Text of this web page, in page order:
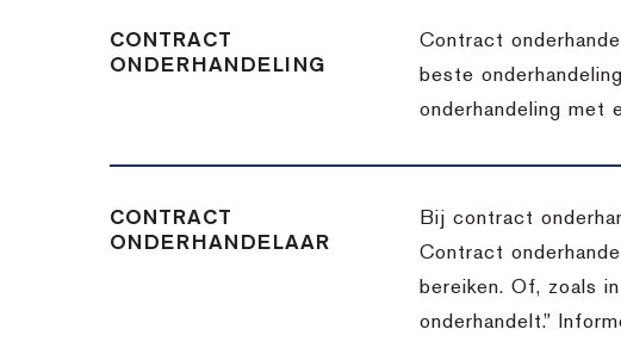
CONTRACT
ONDERHANDELING
Contract
beste
onderhandeling met
CONTRACT
ONDERHANDELAAR
Bij contract
Contract
bereiken. Of, zoals
onderhandelt.”